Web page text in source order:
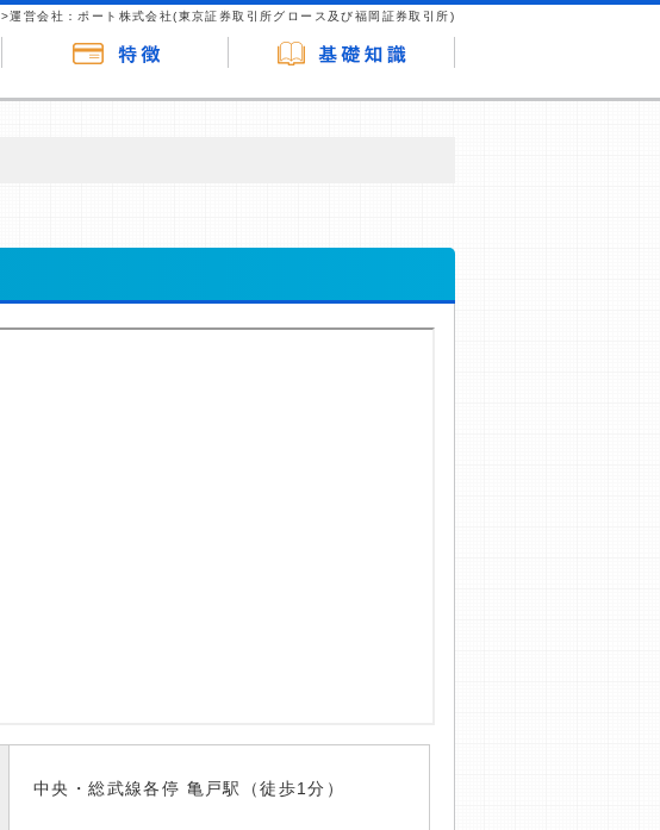
>運営会社：ポート株式会社(東京証券取引所グロース及び福岡証券取引所)
中央・総武線各停 亀戸駅（徒歩1分）